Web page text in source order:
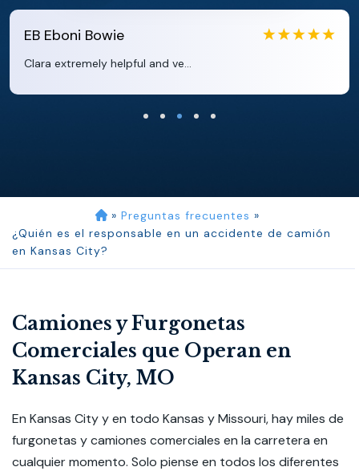
EB Eboni Bowie
Clara extremely helpful and ve...
» Preguntas frecuentes »
¿Quién es el responsable en un accidente de camión
en Kansas City?
Camiones y Furgonetas
Comerciales que Operan en
Kansas City, MO
En Kansas City y en todo Kansas y Missouri, hay miles de
furgonetas y camiones comerciales en la carretera en
cualquier momento. Solo piense en todos los diferentes